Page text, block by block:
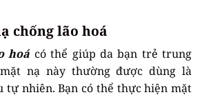
chống lão hoá
hoácó thể giúp da bạn trẻ trung
nạ này thường được dùng là
tự nhiên. Bạn có thể thực hiện mặt